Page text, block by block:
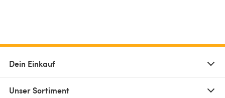
Dein Einkauf
Unser Sortiment